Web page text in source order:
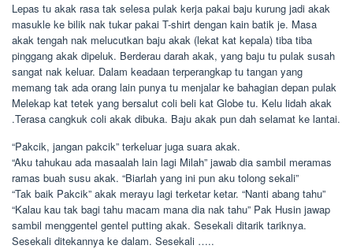
Lepas tu akak rasa tak selesa pulak kerja pakai baju kurung jadi akak
masukle ke bilik nak tukar pakai T-shirt dengan kain batik je. Masa
akak tengah nak melucutkan baju akak (lekat kat kepala) tiba tiba
pinggang akak dipeluk. Berderau darah akak, yang baju tu pulak susah
sangat nak keluar. Dalam keadaan terperangkap tu tangan yang
memang tak ada orang lain punya tu menjalar ke bahagian depan pulak
Melekap kat tetek yang bersalut coli beli kat Globe tu. Kelu lidah akak
.Terasa cangkuk coli akak dibuka. Baju akak pun dah selamat ke lantai.
“Pakcik, jangan pakcik” terkeluar juga suara akak.
“Aku tahukau ada masaalah lain lagi Milah” jawab dia sambil meramas
ramas buah susu akak. “Biarlah yang ini pun aku tolong sekali”
“Tak baik Pakcik” akak merayu lagi terketar ketar. “Nanti abang tahu”
“Kalau kau tak bagi tahu macam mana dia nak tahu” Pak Husin jawap
sambil menggentel gentel putting akak. Sesekali ditarik tariknya.
Sesekali ditekannya ke dalam. Sesekali …..